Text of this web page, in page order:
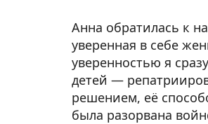
Анна обратилась к
уверенная в себе
уверенностью я
детей —
решением, её
была разорвана